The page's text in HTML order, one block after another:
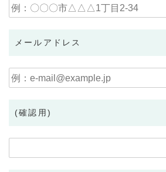
メールアドレス
(確認用)